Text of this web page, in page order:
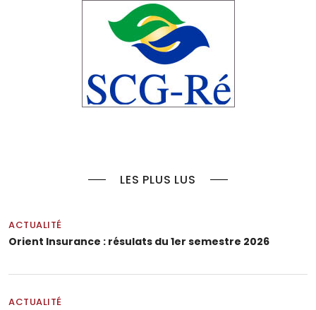
LES PLUS LUS
ACTUALITÉ
Orient Insurance : résulats du 1er semestre 2026
ACTUALITÉ